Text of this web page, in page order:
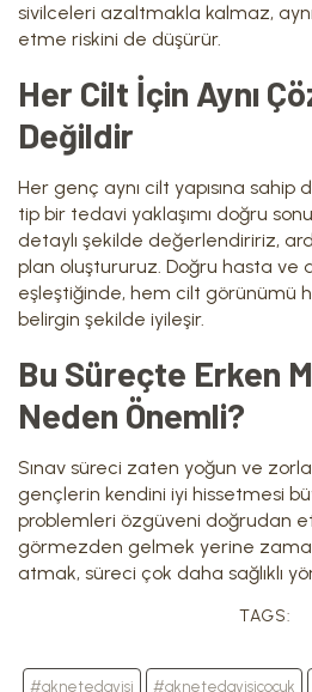
sivilceleri azaltmakla kalmaz,
etme riskini de düşürür.
Her Cilt İçin Aynı
Değildir
Her genç aynı cilt yapısına sahip
tip bir tedavi yaklaşımı doğru
detaylı şekilde değerlendiririz,
plan oluştururuz. Doğru hasta ve
eşleştiğinde, hem cilt görünümü
belirgin şekilde iyileşir.
Bu Süreçte Erken
Neden Önemli?
Sınav süreci zaten yoğun ve
gençlerin kendini iyi hissetmesi
problemleri özgüveni doğrudan
görmezden gelmek yerine
atmak, süreci çok daha sağlıklı
TAGS:
#aknetedavisi #aknetedavisiçocuk